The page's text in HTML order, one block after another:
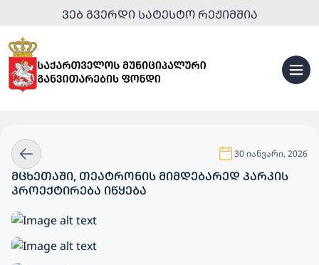
ᲕᲔᲑ ᲒᲕᲔᲠᲓᲘ ᲡᲐᲢᲔᲡᲢᲝ ᲠᲔᲟᲘᲛᲨᲘᲐ
30 იანვარი, 2026
ᲛᲪᲮᲔᲗᲐᲨᲘ, ᲗᲔᲐᲢᲠᲝᲜᲘᲡ ᲛᲘᲛᲓᲔᲑᲐᲠᲔᲓ ᲞᲐᲠᲙᲘᲡ
ᲞᲠᲝᲔᲥᲢᲘᲠᲔᲑᲐ ᲘᲬᲧᲔᲑᲐ